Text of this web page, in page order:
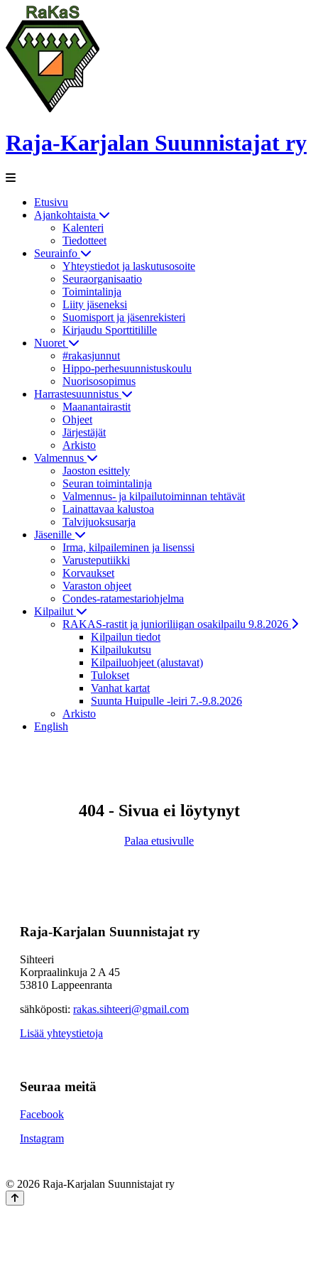
Raja-Karjalan Suunnistajat ry
Etusivu
Ajankohtaista
Kalenteri
Tiedotteet
Seurainfo
Yhteystiedot ja laskutusosoite
Seuraorganisaatio
Toimintalinja
Liity jäseneksi
Suomisport ja jäsenrekisteri
Kirjaudu Sporttitilille
Nuoret
#rakasjunnut
Hippo-perhesuunnistuskoulu
Nuorisosopimus
Harrastesuunnistus
Maanantairastit
Ohjeet
Järjestäjät
Arkisto
Valmennus
Jaoston esittely
Seuran toimintalinja
Valmennus- ja kilpailutoiminnan tehtävät
Lainattavaa kalustoa
Talvijuoksusarja
Jäsenille
Irma, kilpaileminen ja lisenssi
Varusteputiikki
Korvaukset
Varaston ohjeet
Condes-ratamestariohjelma
Kilpailut
RAKAS-rastit ja junioriliigan osakilpailu 9.8.2026
Kilpailun tiedot
Kilpailukutsu
Kilpailuohjeet (alustavat)
Tulokset
Vanhat kartat
Suunta Huipulle -leiri 7.-9.8.2026
Arkisto
English
404 - Sivua ei löytynyt
Palaa etusivulle
Raja-Karjalan Suunnistajat ry
Sihteeri
Korpraalinkuja 2 A 45
53810 Lappeenranta
sähköposti: rakas.sihteeri@gmail.com
Lisää yhteystietoja
Seuraa meitä
Facebook
Instagram
© 2026 Raja-Karjalan Suunnistajat ry